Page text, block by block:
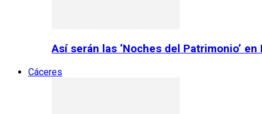
Así serán las ‘Noches del Patrimonio’
Cáceres